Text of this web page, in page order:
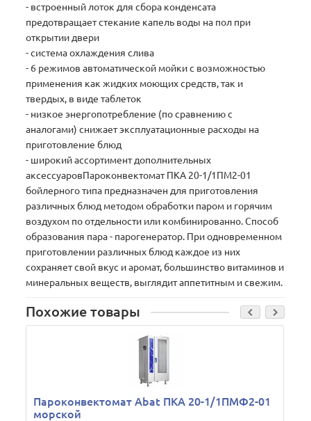
- встроенный лоток для сбора конденсата
предотвращает стекание капель воды на пол при
открытии двери
- система охлаждения слива
- 6 режимов автоматической мойки с возможностью
применения как жидких моющих средств, так и
твердых, в виде таблеток
- низкое энергопотребление (по сравнению с
аналогами) снижает эксплуатационные расходы на
приготовление блюд
- широкий ассортимент дополнительных
аксессуаровПароконвектомат ПКА 20-1/1ПМ2-01
бойлерного типа предназначен для приготовления
различных блюд методом обработки паром и горячим
воздухом по отдельности или комбинированно. Способ
образования пара - парогенератор. При одновременном
приготовлении различных блюд каждое из них
сохраняет свой вкус и аромат, большинство витаминов и
минеральных веществ, выглядит аппетитным и свежим.
Похожие товары
Пароконвектомат Abat ПКА 20-1/1ПМФ2-01
морской